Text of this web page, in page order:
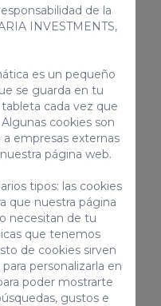
a vecinos o
prohibidos.
número de
autorización
del alojamiento.
o balcones
cualquier
momento del check-
puede
de la
INVESTMENTS,
es un pequeño
se guarda en tu
cada vez que
cookies son
empresas externas
página web.
tipos: las cookies
que nuestra página
necesitan de tu
que tenemos
de cookies sirven
personalizarla en
poder mostrarte
gustos e